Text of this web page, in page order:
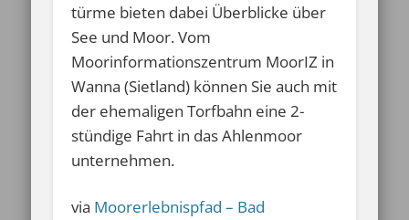
türme bieten dabei Überblicke über
See und Moor. Vom
Moorinformationszentrum MoorIZ in
Wanna (Sietland) können Sie auch mit
der ehemaligen Torfbahn eine 2-
stündige Fahrt in das Ahlenmoor
unternehmen.
via Moorerlebnispfad – Bad